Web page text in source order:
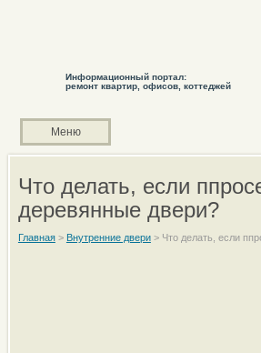
Информационный портал:
ремонт квартир, офисов, коттеджей
Меню
Что делать, если
деревянные двери?
Главная> Внутренние двери> Что делать, если